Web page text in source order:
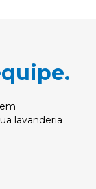
lavanderia